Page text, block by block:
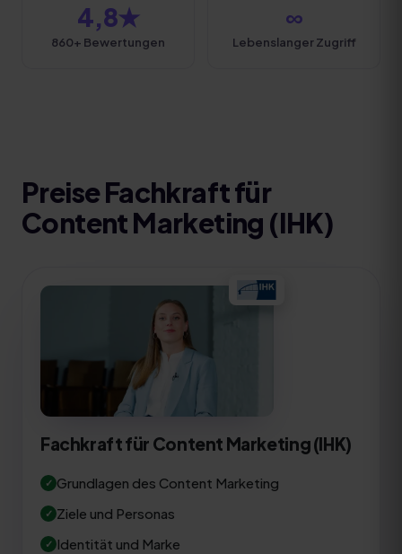
4,8★
860+ Bewertungen
∞
Lebenslanger Zugriff
PreiseFachkraft für
Content Marketing (IHK)
Fachkraft für Content Marketing (IHK)
Grundlagen des Content Marketing
Ziele und Personas
Identität und Marke